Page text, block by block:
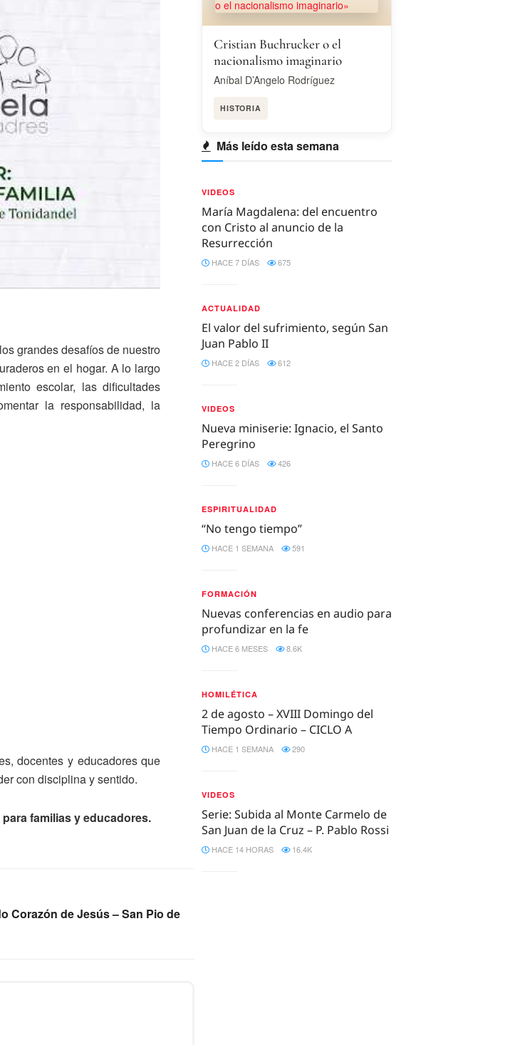
Cristian Buchrucker o el
nacionalismo imaginario
Aníbal D’Angelo Rodríguez
HISTORIA
Más leído esta semana
VIDEOS
María Magdalena: del encuentro
con Cristo al anuncio de la
Resurrección
HACE 7 DÍAS 675
ACTUALIDAD
El valor del sufrimiento, según San
Juan Pablo II
HACE 2 DÍAS 612
VIDEOS
Nueva miniserie: Ignacio, el Santo
Peregrino
HACE 6 DÍAS 426
ESPIRITUALIDAD
“No tengo tiempo”
HACE 1 SEMANA 591
FORMACIÓN
Nuevas conferencias en audio para
profundizar en la fe
HACE 6 MESES 8.6K
HOMILÉTICA
2 de agosto – XVIII Domingo del
Tiempo Ordinario – CICLO A
HACE 1 SEMANA 290
VIDEOS
Serie: Subida al Monte Carmelo de
San Juan de la Cruz – P. Pablo Rossi
HACE 14 HORAS 16.4K
grandes desafíos de nuestro
en el hogar. A lo largo
escolar, las dificultades
la responsabilidad, la
docentes y educadores que
con disciplina y sentido.
familias y educadores.
Corazón de Jesús – San Pio de